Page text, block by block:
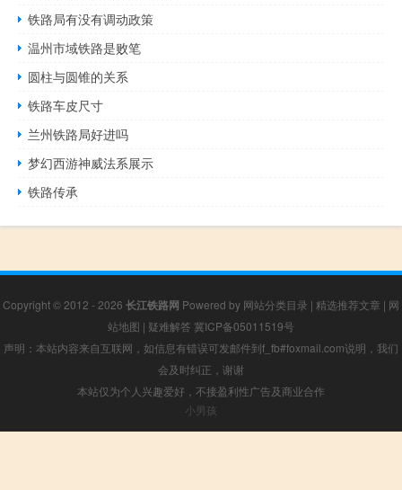
铁路局有没有调动政策
温州市域铁路是败笔
圆柱与圆锥的关系
铁路车皮尺寸
兰州铁路局好进吗
梦幻西游神威法系展示
铁路传承
Copyright © 2012 - 2026 长江铁路网 Powered by 网站分类目录 | 精选推荐文章 | 网
站地图 | 疑难解答 冀ICP备05011519号
声明：本站内容来自互联网，如信息有错误可发邮件到f_fb#foxmail.com说明，我们
会及时纠正，谢谢
本站仅为个人兴趣爱好，不接盈利性广告及商业合作
小男孩